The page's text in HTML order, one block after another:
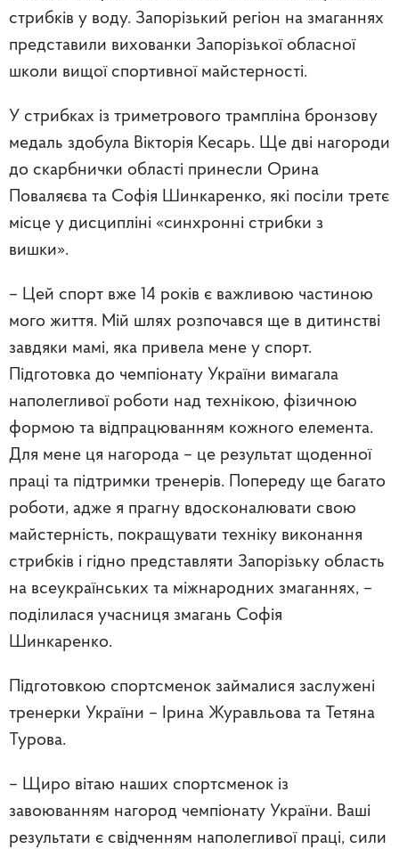
стрибків у воду. Запорізький регіон на змаганнях
представили вихованки Запорізької обласної
школи вищої спортивної майстерності.
У стрибках із триметрового трампліна бронзову
медаль здобула Вікторія Кесарь. Ще дві нагороди
до скарбнички області принесли Орина
Поваляєва та Софія Шинкаренко, які посіли третє
місце у дисципліні «синхронні стрибки з
вишки».
– Цей спорт вже 14 років є важливою частиною
мого життя. Мій шлях розпочався ще в дитинстві
завдяки мамі, яка привела мене у спорт.
Підготовка до чемпіонату України вимагала
наполегливої роботи над технікою, фізичною
формою та відпрацюванням кожного елемента.
Для мене ця нагорода – це результат щоденної
праці та підтримки тренерів. Попереду ще багато
роботи, адже я прагну вдосконалювати свою
майстерність, покращувати техніку виконання
стрибків і гідно представляти Запорізьку область
на всеукраїнських та міжнародних змаганнях, –
поділилася учасниця змагань Софія
Шинкаренко.
Підготовкою спортсменок займалися заслужені
тренерки України – Ірина Журавльова та Тетяна
Турова.
– Щиро вітаю наших спортсменок із
завоюванням нагород чемпіонату України. Ваші
результати є свідченням наполегливої праці, сили